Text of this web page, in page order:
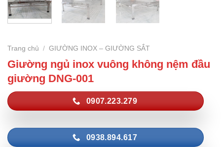
Trang chủ / GIƯỜNG INOX – GIƯỜNG SẮT
Giường ngủ inox vuông không nệm đầu
giường DNG-001
0907.223.279
0938.894.617